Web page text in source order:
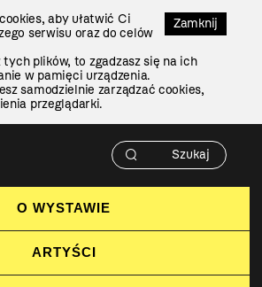
Zamknij
aby ułatwić Ci
serwisu oraz do celów
tych plików, to zgadzasz się na ich
w pamięci urządzenia.
samodzielnie zarządzać cookies,
przeglądarki.
O WYSTAWIE
ARTYŚCI